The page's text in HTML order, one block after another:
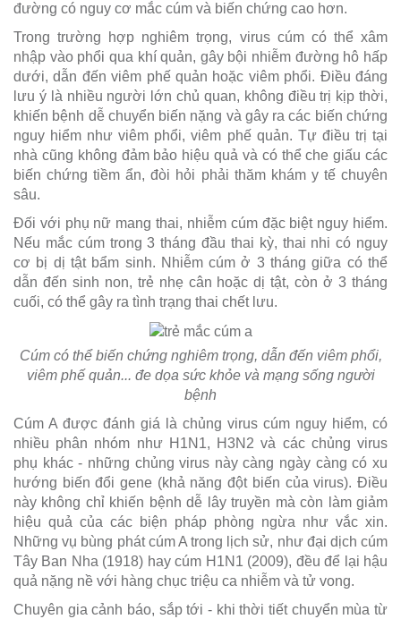
đường có nguy cơ mắc cúm và biến chứng cao hơn.
Trong trường hợp nghiêm trọng, virus cúm có thể xâm
nhập vào phổi qua khí quản, gây bội nhiễm đường hô hấp
dưới, dẫn đến viêm phế quản hoặc viêm phổi. Điều đáng
lưu ý là nhiều người lớn chủ quan, không điều trị kịp thời,
khiến bệnh dễ chuyển biến nặng và gây ra các biến chứng
nguy hiểm như viêm phổi, viêm phế quản. Tự điều trị tại
nhà cũng không đảm bảo hiệu quả và có thể che giấu các
biến chứng tiềm ẩn, đòi hỏi phải thăm khám y tế chuyên
sâu.
Đối với phụ nữ mang thai, nhiễm cúm đặc biệt nguy hiểm.
Nếu mắc cúm trong 3 tháng đầu thai kỳ, thai nhi có nguy
cơ bị dị tật bẩm sinh. Nhiễm cúm ở 3 tháng giữa có thể
dẫn đến sinh non, trẻ nhẹ cân hoặc dị tật, còn ở 3 tháng
cuối, có thể gây ra tình trạng thai chết lưu.
Cúm có thể biến chứng nghiêm trọng, dẫn đến viêm phổi,
viêm phế quản... đe dọa sức khỏe và mạng sống người
bệnh
Cúm A được đánh giá là chủng virus cúm nguy hiểm, có
nhiều phân nhóm như H1N1, H3N2 và các chủng virus
phụ khác - những chủng virus này càng ngày càng có xu
hướng biến đổi gene (khả năng đột biến của virus). Điều
này không chỉ khiến bệnh dễ lây truyền mà còn làm giảm
hiệu quả của các biện pháp phòng ngừa như vắc xin.
Những vụ bùng phát cúm A trong lịch sử, như đại dịch cúm
Tây Ban Nha (1918) hay cúm H1N1 (2009), đều để lại hậu
quả nặng nề với hàng chục triệu ca nhiễm và tử vong.
Chuyên gia cảnh báo, sắp tới - khi thời tiết chuyển mùa từ